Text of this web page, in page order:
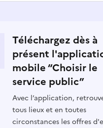
Téléchargez dès à
présent
mobile “Choisir le
service public”
Avec l’application,
tous lieux et en toutes
circonstances les offres